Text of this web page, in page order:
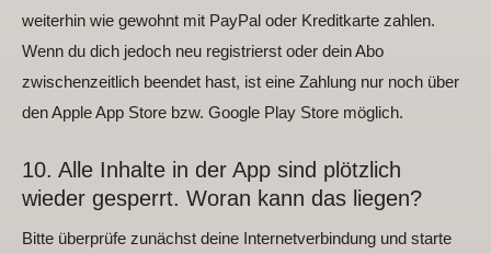
weiterhin wie gewohnt mit PayPal oder Kreditkarte zahlen.
Wenn du dich jedoch neu registrierst oder dein Abo
zwischenzeitlich beendet hast, ist eine Zahlung nur noch über
den Apple App Store bzw. Google Play Store möglich.
10. Alle Inhalte in der App sind plötzlich
wieder gesperrt. Woran kann das liegen?
Bitte überprüfe zunächst deine Internetverbindung und starte